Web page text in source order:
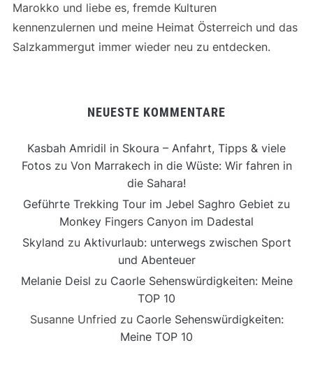
Marokko und liebe es, fremde Kulturen
kennenzulernen und meine Heimat Österreich und das
Salzkammergut immer wieder neu zu entdecken.
NEUESTE KOMMENTARE
Kasbah Amridil in Skoura – Anfahrt, Tipps & viele
Fotoszu Von Marrakech in die Wüste: Wir fahren in
die Sahara!
Geführte Trekking Tour im Jebel Saghro Gebiet zu
Monkey Fingers Canyon im Dadestal
Skyland zu Aktivurlaub: unterwegs zwischen Sport
und Abenteuer
Melanie Deisl zu Caorle Sehenswürdigkeiten: Meine
TOP 10
Susanne Unfried zu Caorle Sehenswürdigkeiten:
Meine TOP 10